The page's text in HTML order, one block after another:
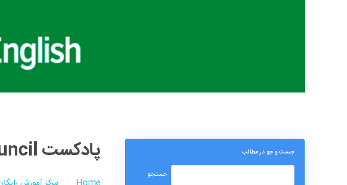
پادکست British Council جست و جو در مطالب